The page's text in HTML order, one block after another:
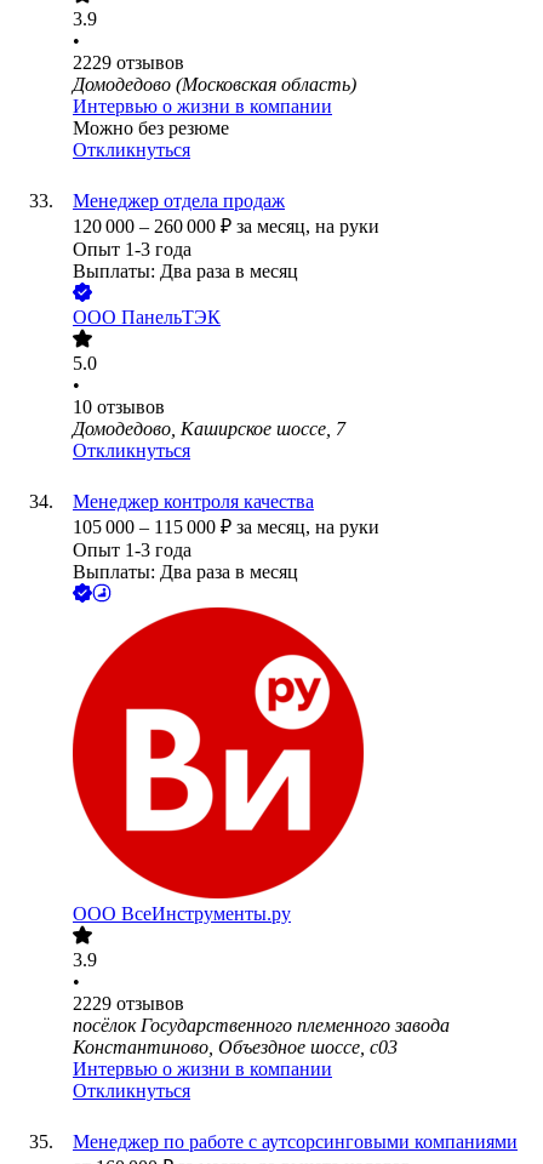
3.9
•
2229 отзывов
Домодедово (Московская область)
Интервью о жизни в компании
Можно без резюме
Откликнуться
Менеджер отдела продаж
120 000 – 260 000 ₽ за месяц, на руки
Опыт 1-3 года
Выплаты: Два раза в месяц
ООО ПанельТЭК
5.0
•
10 отзывов
Домодедово, Каширское шоссе, 7
Откликнуться
Менеджер контроля качества
105 000 – 115 000 ₽ за месяц, на руки
Опыт 1-3 года
Выплаты: Два раза в месяц
ООО ВсеИнструменты.ру
3.9
•
2229 отзывов
посёлок Государственного племенного завода
Константиново, Объездное шоссе, с03
Интервью о жизни в компании
Откликнуться
Менеджер по работе с аутсорсинговыми компаниями